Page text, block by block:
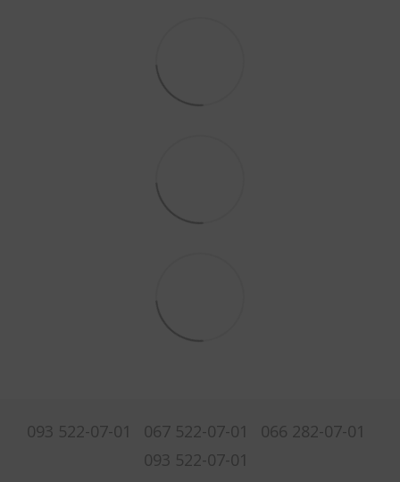
093 522-07-01 067 522-07-01
066 282-07-01
093 522-07-01